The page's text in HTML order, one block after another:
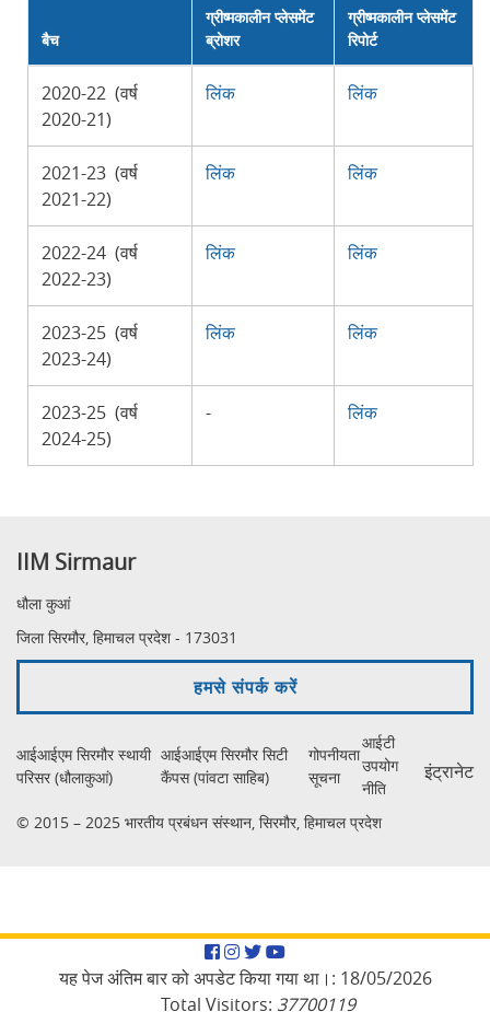
बैच
ग्रीष्मकालीन प्लेसमेंट
ब्रोशर
ग्रीष्मकालीन प्लेसमेंट
रिपोर्ट
2020-22 (वर्ष
2020-21)
लिंक लिंक
2021-23 (वर्ष
2021-22)
लिंक लिंक
2022-24 (वर्ष
2022-23)
लिंक लिंक
2023-25 (वर्ष
2023-24)
लिंक लिंक
2023-25 (वर्ष
2024-25)
- लिंक
IIM Sirmaur
धौला कुआं
जिला सिरमौर, हिमाचल प्रदेश - 173031
हमसे संपर्क करें
आईआईएम सिरमौर स्थायी
परिसर (धौलाकुआं)
आईआईएम सिरमौर सिटी
कैंपस (पांवटा साहिब)
गोपनीयता
सूचना
आईटी
उपयोग
नीति
इंट्रानेट
© 2015 – 2025 भारतीय प्रबंधन संस्थान, सिरमौर, हिमाचल प्रदेश
Facebook
Instagram
Twitter
YouTube
यह पेज अंतिम बार को अपडेट किया गया था।: 18/05/2026
Total Visitors: 37700119